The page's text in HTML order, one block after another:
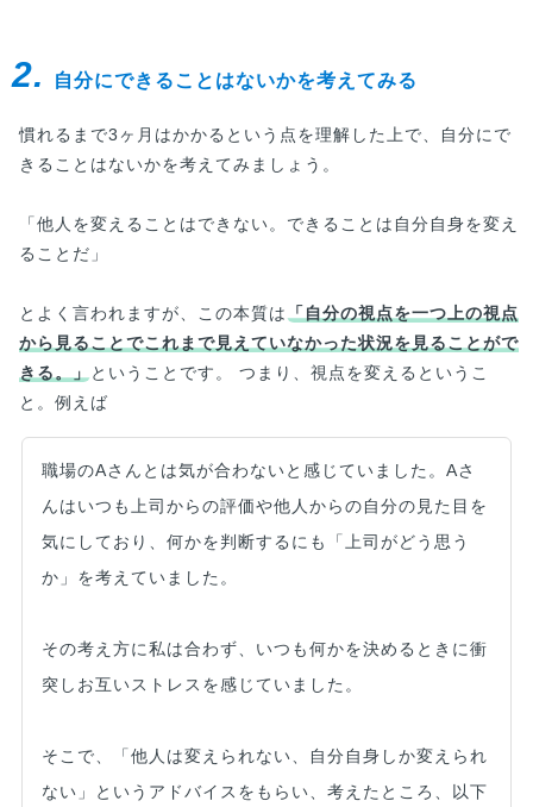
2. 自分にできることはないかを考えてみる
慣れるまで3ヶ月はかかるという点を理解した上で、自分にで
きることはないかを考えてみましょう。
「他人を変えることはできない。できることは自分自身を変え
ることだ」
とよく言われますが、この本質は
「自分の視点を一つ上の視点
から見ることでこれまで見えていなかった状況を見ることがで
きる。」
ということです。 つまり、視点を変えるというこ
と。例えば
職場のAさんとは気が合わないと感じていました。Aさ
んはいつも上司からの評価や他人からの自分の見た目を
気にしており、何かを判断するにも「上司がどう思う
か」を考えていました。
その考え方に私は合わず、いつも何かを決めるときに衝
突しお互いストレスを感じていました。
そこで、「他人は変えられない、自分自身しか変えられ
ない」というアドバイスをもらい、考えたところ、以下